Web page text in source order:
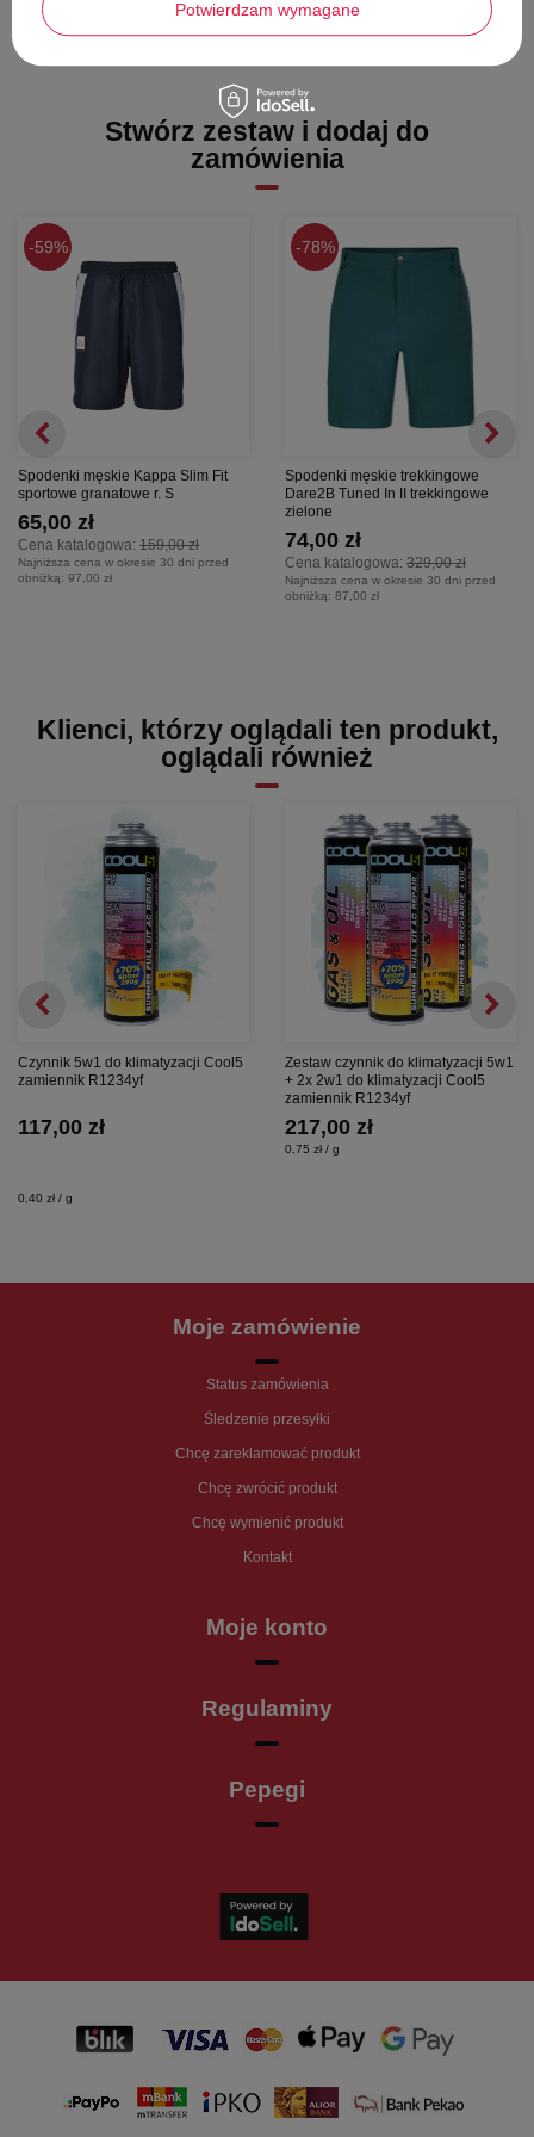
Stwórz zestaw i dodaj do
zamówienia
59%
Spodenki męskie Kappa Slim Fit
sportowe granatowe r. S
Cena katalogowa: 159,00 zł
65,00 zł
Najniższa cena w okresie 30 dni przed
obniżką: 97,00 zł
78%
Spodenki męskie trekkingowe
Dare2B Tuned In II trekkingowe
zielone
Cena katalogowa: 329,00 zł
74,00 zł
Najniższa cena w okresie 30 dni przed
obniżką: 87,00 zł
Klienci, którzy oglądali ten produkt,
oglądali również
Czynnik 5w1 do klimatyzacji Cool5
zamiennik R1234yf
117,00 zł
0,40 zł / g
Zestaw czynnik do klimatyzacji 5w1
+ 2x 2w1 do klimatyzacji Cool5
zamiennik R1234yf
217,00 zł
0,75 zł / g
Moje zamówienie
Status zamówienia
Śledzenie przesyłki
Chcę zareklamować produkt
Chcę zwrócić produkt
Chcę wymienić produkt
Kontakt
Moje konto
Regulaminy
Pepegi
Potwierdzam wymagane